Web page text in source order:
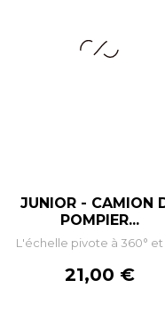
JUNIOR - CAMION
POMPIER...
L'échelle pivote à 360° et
Prix
21,00 €